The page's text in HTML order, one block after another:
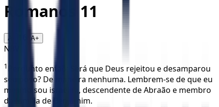
Romanos 11
A- A+
NBV
1
Pergunto então: Será que Deus rejeitou e desamparou
seu povo? De maneira nenhuma. Lembrem-se de que eu
mesmo sou israelita, descendente de Abraão e membro
da família de Benjamim.